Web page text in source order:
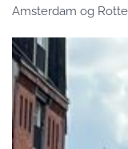
Amsterdam og